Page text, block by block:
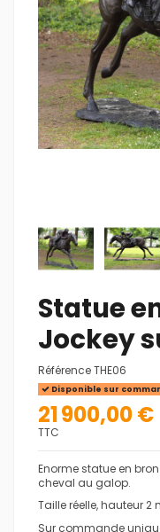
Statue
Jockey
RéférenceTHE06
Disponible sur
21 900,00 €
TTC
Enorme statue en
cheval au galop.
Taille réelle, hauteur 2
Sur commande